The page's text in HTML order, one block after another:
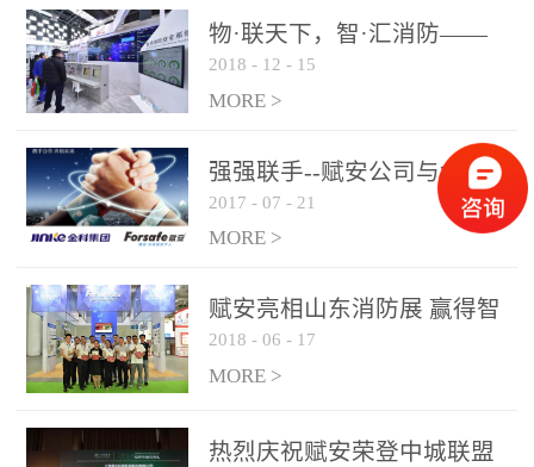
力和闲难，同时也将造成
巨大的经济损失和社会影
响，基至还会造成人员伤
亡。图像型火灾探测器正
是针对这种高大空间建筑
物的消防设施、设备通过
现场图像的实时获取、预
处理和特征提取分析，实
现火焰的跟踪和识别。能
更早的进行预警，达到早
报早防的效果。 系统构
成示意图： 图像型火灾
和监控端两大部分组成。
物·联天下，智·汇消防——
赋安F&S 2018上海消防展圆
满落幕
2018 - 12 - 15
MORE >
强强联手--赋安公司与金科
集团达成战略合作协议
2017 - 07 - 21
MORE >
赋安亮相山东消防展 赢得智
慧消防新荣耀
2018 - 06 - 17
MORE >
热烈庆祝赋安荣登中城联盟